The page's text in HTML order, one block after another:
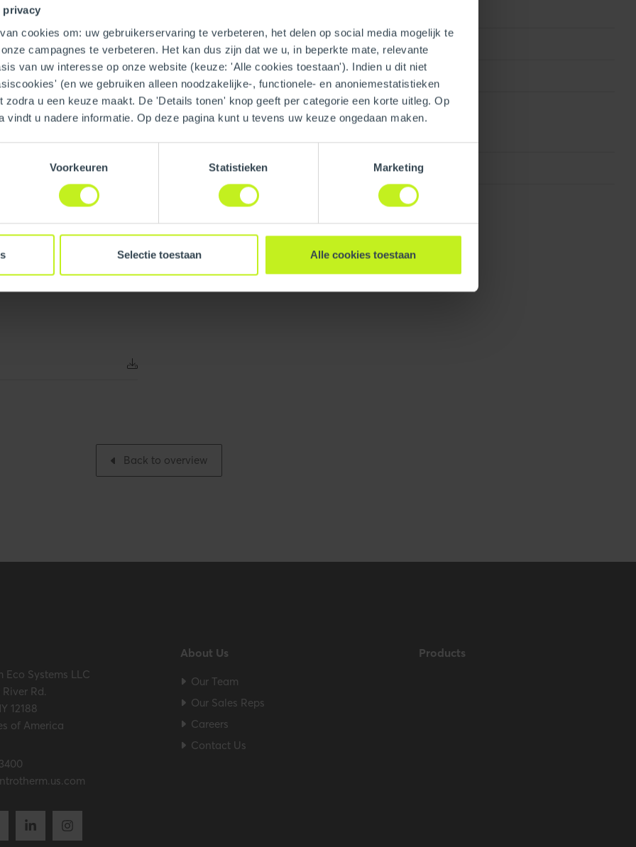
privacy
cookies om: uw gebruikerservaring te verbeteren, het delen op social media mogelijk te
campagnes te verbeteren. Het kan dus zijn dat we u, in beperkte mate, relevante
van uw interesse op onze website (keuze: 'Alle cookies toestaan'). Indien u dit niet
(en we gebruiken alleen noodzakelijke-, functionele- en anoniemestatistieken
u een keuze maakt. De 'Details tonen' knop geeft per categorie een korte uitleg. Op
vindt u nadere informatie. Op deze pagina kunt u tevens uw keuze ongedaan maken.
Voorkeuren Statistieken Marketing
Selectie toestaan Alle cookies toestaan
GTIN 0815010013687
Part number 250410708340
Material Stainless steel
Gross weight
Back to overview
Eco Systems LLC
Rd.
12188
of America
About Us
Our Team
Our Sales Reps
Careers
Contact Us
Products